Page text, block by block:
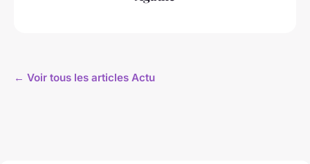
← Voir tous les articles Actu